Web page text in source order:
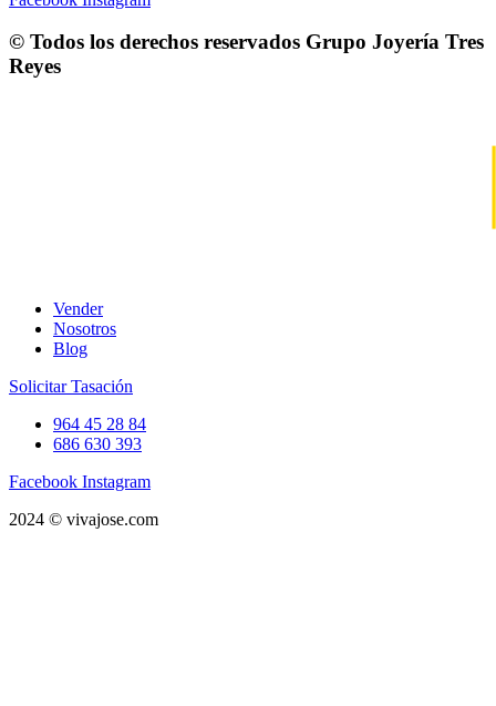
© Todos los derechos reservados Grupo Joyería Tres
Reyes
Vender
Nosotros
Blog
Solicitar Tasación
964 45 28 84
686 630 393
Facebook Instagram
2024 © vivajose.com